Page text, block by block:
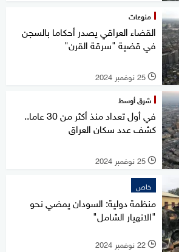
منوعات
القضاء العراقي يصدر أحكاما بالسجن
في قضية "سرقة القرن"
l 25 نوفمبر 2024
شرق أوسط
في أول تعداد منذ أكثر من 30 عاما..
كشف عدد سكان العراق
l 25 نوفمبر 2024
خاص
منظمة دولية: السودان يمضي نحو
"الانهيار الشامل"
l 22 نوفمبر 2024